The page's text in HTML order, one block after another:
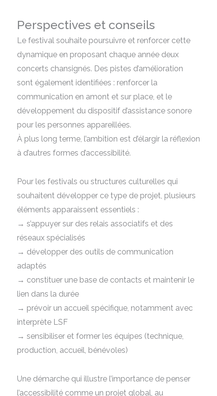
Perspectives et conseils
Le festival souhaite poursuivre et renforcer cette
dynamique en proposant chaque année deux
concerts chansignés. Des pistes d’amélioration
sont également identifiées : renforcer la
communication en amont et sur place, et le
développement du dispositif d’assistance sonore
pour les personnes appareillées.
À plus long terme, l’ambition est d’élargir la réflexion
à d’autres formes d’accessibilité.
Pour les festivals ou structures culturelles qui
souhaitent développer ce type de projet, plusieurs
éléments apparaissent essentiels :
→ s’appuyer sur des relais associatifs et des
réseaux spécialisés
→ développer des outils de communication
adaptés
→ constituer une base de contacts et maintenir le
lien dans la durée
→ prévoir un accueil spécifique, notamment avec
interprète LSF
→ sensibiliser et former les équipes (technique,
production, accueil, bénévoles)
Une démarche qui illustre l’importance de penser
l’accessibilité comme un projet global, au